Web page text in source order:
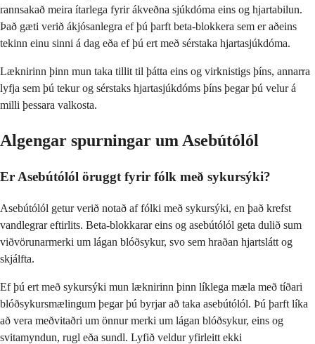
rannsakað meira ítarlega fyrir ákveðna sjúkdóma eins og hjartabilun.
Það gæti verið ákjósanlegra ef þú þarft beta-blokkera sem er aðeins
tekinn einu sinni á dag eða ef þú ert með sérstaka hjartasjúkdóma.
Læknirinn þinn mun taka tillit til þátta eins og virknistigs þíns, annarra
lyfja sem þú tekur og sérstaks hjartasjúkdóms þíns þegar þú velur á
milli þessara valkosta.
Algengar spurningar um Asebútólól
Er Asebútólól öruggt fyrir fólk með sykursýki?
Asebútólól getur verið notað af fólki með sykursýki, en það krefst
vandlegrar eftirlits. Beta-blokkarar eins og asebútólól geta dulið sum
viðvörunarmerki um lágan blóðsykur, svo sem hraðan hjartslátt og
skjálfta.
Ef þú ert með sykursýki mun læknirinn þinn líklega mæla með tíðari
blóðsykursmælingum þegar þú byrjar að taka asebútólól. Þú þarft líka
að vera meðvitaðri um önnur merki um lágan blóðsykur, eins og
svitamyndun, rugl eða sundl. Lyfið veldur yfirleitt ekki